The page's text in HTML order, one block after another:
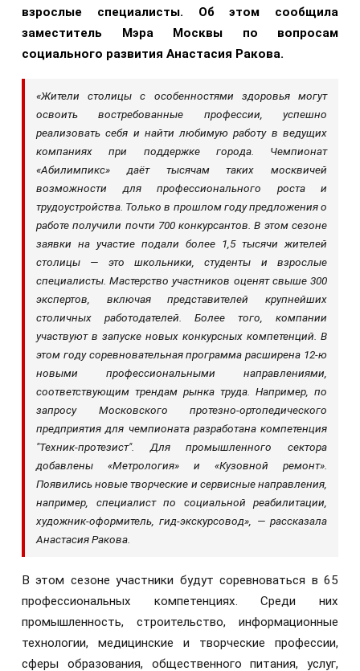
взрослые специалисты. Об этом сообщила
заместитель Мэра Москвы по вопросам
социального развития Анастасия Ракова.
«Жители столицы с особенностями здоровья могут
освоить востребованные профессии, успешно
реализовать себя и найти любимую работу в ведущих
компаниях при поддержке города. Чемпионат
«Абилимпикс» даёт тысячам таких москвичей
возможности для профессионального роста и
трудоустройства. Только в прошлом году предложения о
работе получили почти 700 конкурсантов. В этом сезоне
заявки на участие подали более 1,5 тысячи жителей
столицы — это школьники, студенты и взрослые
специалисты. Мастерство участников оценят свыше 300
экспертов, включая представителей
крупнейших
столичных работодателей. Более того, компании
участвуют в запуске новых конкурсных компетенций. В
этом году соревновательная программа расширена 12-ю
новыми профессиональными направлениями,
соответствующим трендам рынка труда. Например, по
запросу Московского протезно-ортопедического
предприятия для чемпионата разработана компетенция
"Техник-протезист". Для промышленного сектора
добавлены «Метрология» и «Кузовной ремонт».
Появились новые творческие и сервисные направления,
например, специалист по социальной реабилитации,
художник-оформитель, гид-экскурсовод», — рассказала
Анастасия Ракова.
В этом сезоне участники будут соревноваться в 65
профессиональных компетенциях. Среди них
промышленность, строительство, информационные
технологии, медицинские и творческие профессии,
сферы образования, общественного питания, услуг,